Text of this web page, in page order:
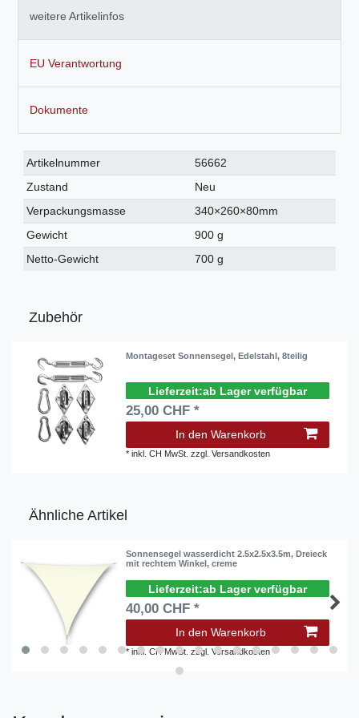
weitere Artikelinfos
EU Verantwortung
Dokumente
Technisches
Merkmal
Wert
Artikelnummer
56662
Zustand
Neu
Verpackungsmasse
340×260×80mm
Gewicht
900 g
Netto-Gewicht
700 g
Zubehör
Montageset Sonnensegel, Edelstahl, 8teilig
ab Lager verfügbar
25,00 CHF *
In den Warenkorb
*inkl. CH MwSt. zzgl.Versandkosten
Ähnliche Artikel
Sonnensegel wasserdicht 2.5x2.5x3.5m, Dreieck
mit rechtem Winkel, creme
ab Lager verfügbar
40,00 CHF *
In den Warenkorb
*inkl. CH MwSt. zzgl.Versandkosten